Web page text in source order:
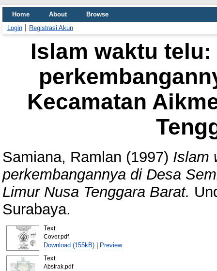
Home About
Browse
Login
Registrasi Akun
Islam waktu
Kecamatan
Samiana, Ramlan (1997) Islam
perkembangannya di Desa
Limur Nusa Tenggara Barat.
Surabaya.
Text
Cover.pdf
Download (155kB)| Preview
Text
Abstrak.pdf